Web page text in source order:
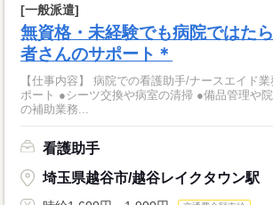
[一般派遣]
無資格・未経験でも病院ではた
者さんのサポート＊
【仕事内容】 病院での看護助手/ナースエイド業務 ●入院患者様
ポート ●シーツ交換や病室の清掃 ●備品管理や
の補助業務...
看護助手
埼玉県越谷市/越谷レイクタウン駅